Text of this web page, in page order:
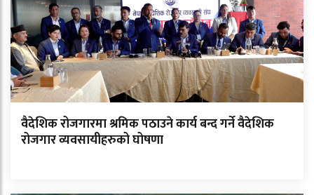
वैदेशिक रोजगारमा श्रमिक पठाउने कार्य बन्द गर्ने वैदेशिक
रोजगार व्यवसायीहरुको घोषणा